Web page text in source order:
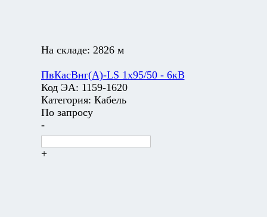
На складе: 2826 м
ПвКасВнг(А)-LS 1х95/50 - 6кВ
Код ЭА: 1159-1620
Категория: Кабель
По запросу
-
+